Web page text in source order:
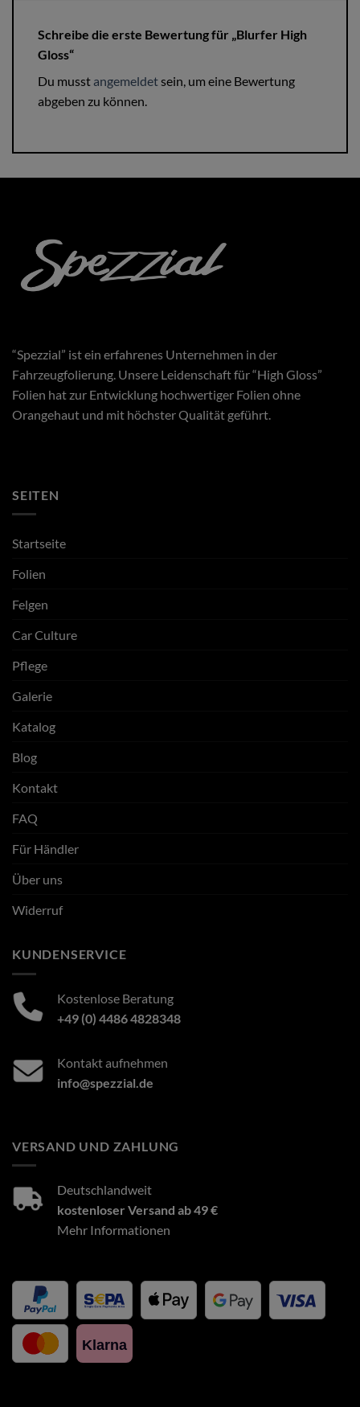
Schreibe die erste Bewertung für „Blurfer High
Gloss“
Du musst angemeldetsein, um eine Bewertung
abgeben zu können.
“Spezzial” ist ein erfahrenes Unternehmen in der
Fahrzeugfolierung. Unsere Leidenschaft für “High Gloss”
Folien hat zur Entwicklung hochwertiger Folien ohne
Orangehaut und mit höchster Qualität geführt.
SEITEN
Startseite
Folien
Felgen
Car Culture
Pflege
Galerie
Katalog
Blog
Kontakt
FAQ
Für Händler
Über uns
Widerruf
KUNDENSERVICE
Kostenlose Beratung
+49 (0) 4486 4828348
Kontakt aufnehmen
info@spezzial.de
VERSAND UND ZAHLUNG
Deutschlandweit
kostenloser Versand ab 49 €
Mehr Informationen
Klarna